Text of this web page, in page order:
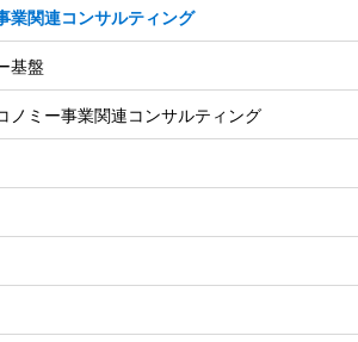
業関連コンサルティング
基盤
ノミー事業関連コンサルティング